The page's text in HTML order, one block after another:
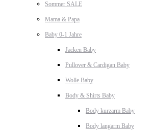
Sommer SALE
Mama & Papa
Baby 0-1 Jahre
Jacken Baby
Pullover & Cardigan Baby
Wolle Baby
Body & Shirts Baby
Body kurzarm Baby
Body langarm Baby